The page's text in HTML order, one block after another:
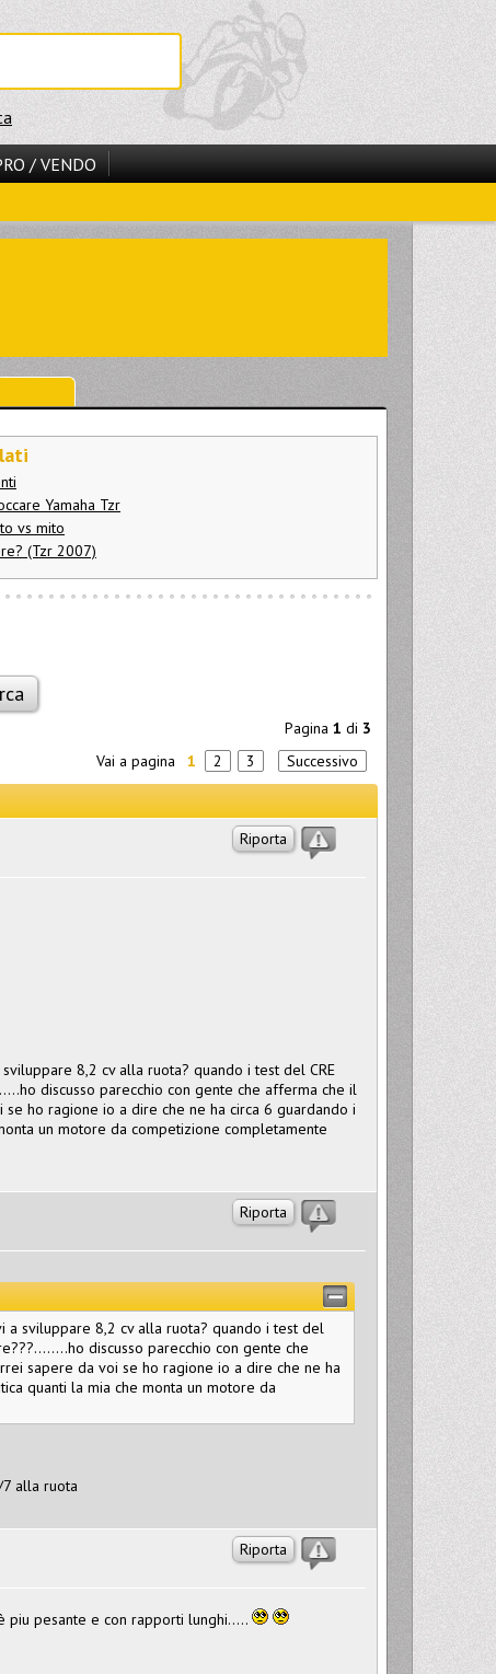
/ VENDO
Yamaha Tzr
vs mito
(Tzr 2007)
Pagina 1 di 3
Vai a pagina
1 2 3 Successivo
Riporta
8,2 cv alla ruota? quando i test del CRE
discusso parecchio con gente che afferma che il
ho ragione io a dire che ne ha circa 6 guardando i
un motore da competizione completamente
Riporta
sviluppare 8,2 cv alla ruota? quando i test del
discusso parecchio con gente che
sapere da voi se ho ragione io a dire che ne ha
quanti la mia che monta un motore da
alla ruota
Riporta
piu pesante e con rapporti lunghi.....